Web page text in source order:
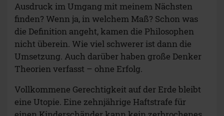
Ausdruck im Umgang mit meinem Nächsten
finden? Wenn ja, in welchem Maß? Schon was
die Definition angeht, kamen die Philosophen
nicht überein. Wie viel schwerer ist dann die
Umsetzung. Auch darüber haben große Denker
Theorien verfasst – ohne Erfolg.
Vollkommene Gerechtigkeit auf der Erde bleibt
eine Utopie. Eine zehnjährige Haftstrafe für